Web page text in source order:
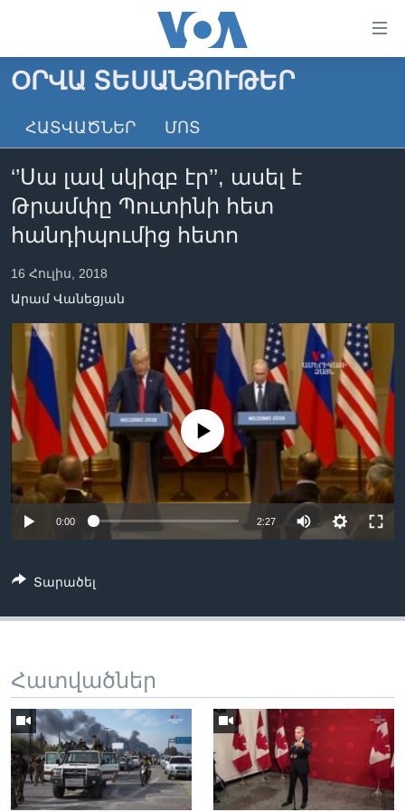
անցնել
հիմնական
անցնել
բովանդակությանը
հիմնական
բովանդակություն
ԳԼԽԱՎՈՐ ԷՋ
ԼՈՒՐԵՐ
ՏԵՍԱՆՅՈՒԹԵՐ
ՖԻԼՄԵՐ
IN ENGLISH
ՄԵՐ ՄԱՍԻՆ
«ԱՄԵՐԻԿԱՅԻ ՁԱՅՆ»-Ի ԿԱՆՈՆԱԴՐՈՒԹՅՈՒՆ
ԿԱՊ ՄԵԶ ՀԵՏ
ՈՒԿՐԱԻՆԱԿԱՆ ՊԱՏԵՐԱԶՄ
Learning English
ՀԵՏԵՒԵՔ ՄԵԶ
Լեզուներ
ՕՐՎԱ ՏԵՍԱՆՅՈՒԹԵՐ
ՀԱՏՎԱԾՆԵՐ ՄՈՏ
‘’Սա լավ սկիզբ էր’’, ասել է
Թրամփը Պուտինի հետ
հանդիպումից հետո
16 Հուլիս, 2018
Արամ Վանեցյան
No media source currently available
0:00 2:27
Տարածել
Հատվածներ